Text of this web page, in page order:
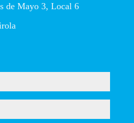
de Mayo 3, Local 6